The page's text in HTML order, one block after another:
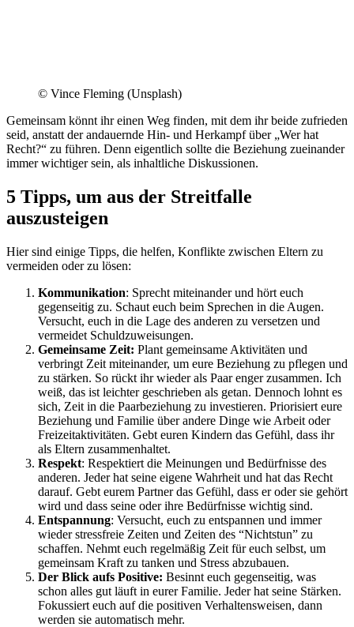
© Vince Fleming (Unsplash)
Gemeinsam könnt ihr einen Weg finden, mit dem ihr beide zufrieden
seid, anstatt der andauernde Hin- und Herkampf über „Wer hat
Recht?“ zu führen. Denn eigentlich sollte die Beziehung zueinander
immer wichtiger sein, als inhaltliche Diskussionen.
5 Tipps, um aus der Streitfalle
auszusteigen
Hier sind einige Tipps, die helfen, Konflikte zwischen Eltern zu
vermeiden oder zu lösen:
Kommunikation: Sprecht miteinander und hört euch
gegenseitig zu. Schaut euch beim Sprechen in die Augen.
Versucht, euch in die Lage des anderen zu versetzen und
vermeidet Schuldzuweisungen.
Gemeinsame Zeit: Plant gemeinsame Aktivitäten und
verbringt Zeit miteinander, um eure Beziehung zu pflegen und
zu stärken. So rückt ihr wieder als Paar enger zusammen. Ich
weiß, das ist leichter geschrieben als getan. Dennoch lohnt es
sich, Zeit in die Paarbeziehung zu investieren. Priorisiert eure
Beziehung und Familie über andere Dinge wie Arbeit oder
Freizeitaktivitäten. Gebt euren Kindern das Gefühl, dass ihr
als Eltern zusammenhaltet.
Respekt: Respektiert die Meinungen und Bedürfnisse des
anderen. Jeder hat seine eigene Wahrheit und hat das Recht
darauf. Gebt eurem Partner das Gefühl, dass er oder sie gehört
wird und dass seine oder ihre Bedürfnisse wichtig sind.
Entspannung: Versucht, euch zu entspannen und immer
wieder stressfreie Zeiten und Zeiten des “Nichtstun” zu
schaffen. Nehmt euch regelmäßig Zeit für euch selbst, um
gemeinsam Kraft zu tanken und Stress abzubauen.
Der Blick aufs Positive: Besinnt euch gegenseitig, was
schon alles gut läuft in eurer Familie. Jeder hat seine Stärken.
Fokussiert euch auf die positiven Verhaltensweisen, dann
werden sie automatisch mehr.